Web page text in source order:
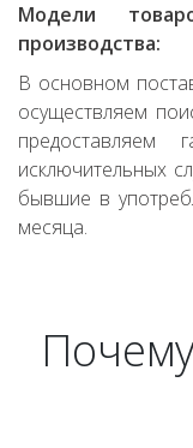
Модели
производства:
В основном
осуществляем
исключительных
бывшие в
месяца.